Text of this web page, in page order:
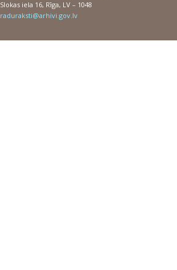
Slokas iela 16, Rīga, LV – 1048
raduraksti@arhivi.gov.lv